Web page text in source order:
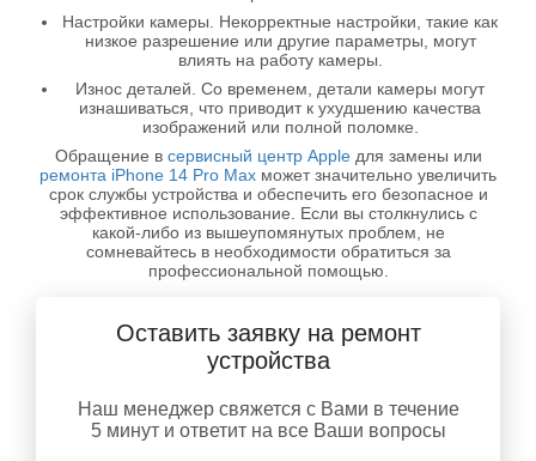
Настройки камеры. Некорректные настройки, такие как
низкое разрешение или другие параметры, могут
влиять на работу камеры.
Износ деталей. Со временем, детали камеры могут
изнашиваться, что приводит к ухудшению качества
изображений или полной поломке.
Обращение в сервисный центр Appleдля замены или
ремонта iPhone 14 Pro Max может значительно увеличить
срок службы устройства и обеспечить его безопасное и
эффективное использование. Если вы столкнулись с
какой-либо из вышеупомянутых проблем, не
сомневайтесь в необходимости обратиться за
профессиональной помощью.
Оставить заявку на ремонт
устройства
Наш менеджер свяжется с Вами в течение
5 минут и ответит на все Ваши вопросы